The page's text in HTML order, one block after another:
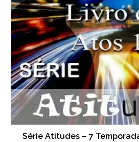
Série Atitudes – 7